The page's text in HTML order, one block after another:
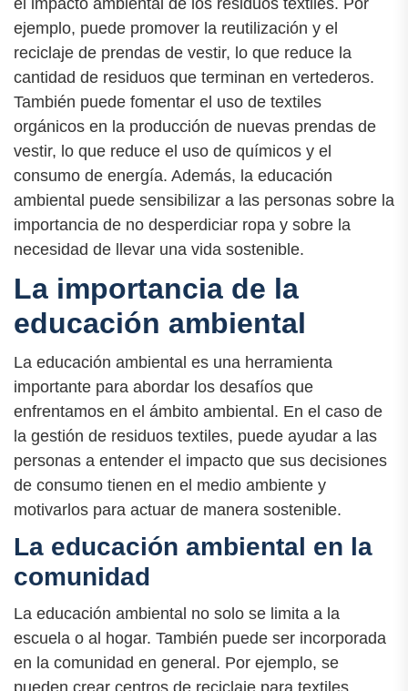
ejemplo, puede promover la reutilización y el
reciclaje de prendas de vestir, lo que reduce la
cantidad de residuos que terminan en vertederos.
También puede fomentar el uso de textiles
orgánicos en la producción de nuevas prendas de
vestir, lo que reduce el uso de químicos y el
consumo de energía. Además, la educación
ambiental puede sensibilizar a las personas sobre la
importancia de no desperdiciar ropa y sobre la
necesidad de llevar una vida sostenible.
La importancia de la
educación ambiental
La educación ambiental es una herramienta
importante para abordar los desafíos que
enfrentamos en el ámbito ambiental. En el caso de
la gestión de residuos textiles, puede ayudar a las
personas a entender el impacto que sus decisiones
de consumo tienen en el medio ambiente y
motivarlos para actuar de manera sostenible.
La educación ambiental en la
comunidad
La educación ambiental no solo se limita a la
escuela o al hogar. También puede ser incorporada
en la comunidad en general. Por ejemplo, se
pueden crear centros de reciclaje para textiles,